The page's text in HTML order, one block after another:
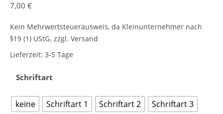
7,00 €
Kein Mehrwertsteuerausweis, da Kleinunternehmer nach
§19 (1) UStG. zzgl. Versand
Lieferzeit: 3-5 Tage
Schriftart
keine Schriftart 1 Schriftart 2 Schriftart 3